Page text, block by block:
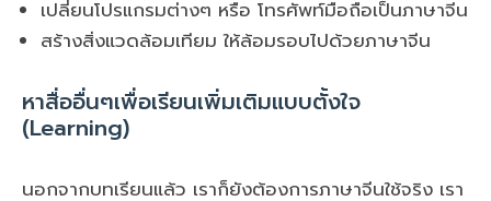
เปลี่ยนโปรแกรมต่างๆ หรือ โทรศัพท์มือถือเป็นภาษาจีน
สร้างสิ่งแวดล้อมเทียม ให้ล้อมรอบไปด้วยภาษาจีน
หาสื่ออื่นๆเพื่อเรียนเพิ่มเติมแบบตั้งใจ
(Learning)
นอกจากบทเรียนแล้ว เราก็ยังต้องการภาษาจีนใช้จริง เรา